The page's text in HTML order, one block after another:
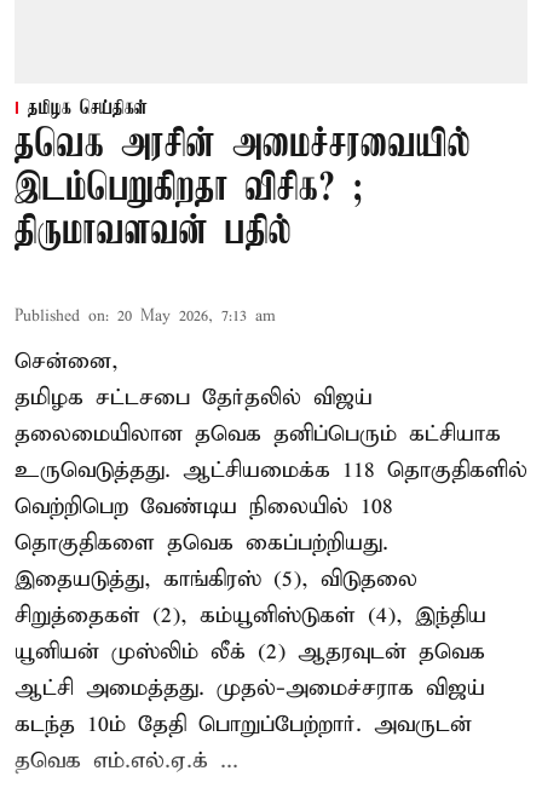
தமிழக செய்திகள்
தவெக அரசின் அமைச்சரவையில்
இடம்பெறுகிறதா விசிக? ;
திருமாவளவன் பதில்
Published on: 20 May 2026, 7:13 am
சென்னை,
தமிழக சட்டசபை தேர்தலில் விஜய்
தலைமையிலான தவெக தனிப்பெரும் கட்சியாக
உருவெடுத்தது. ஆட்சியமைக்க 118 தொகுதிகளில்
வெற்றிபெற வேண்டிய நிலையில் 108
தொகுதிகளை தவெக கைப்பற்றியது.
இதையடுத்து, காங்கிரஸ் (5), விடுதலை
சிறுத்தைகள் (2), கம்யூனிஸ்டுகள் (4), இந்திய
யூனியன் முஸ்லிம் லீக் (2) ஆதரவுடன் தவெக
ஆட்சி அமைத்தது. முதல்-அமைச்சராக விஜய்
கடந்த 10ம் தேதி பொறுப்பேற்றார். அவருடன்
தவெக எம்.எல்.ஏ.க் ...